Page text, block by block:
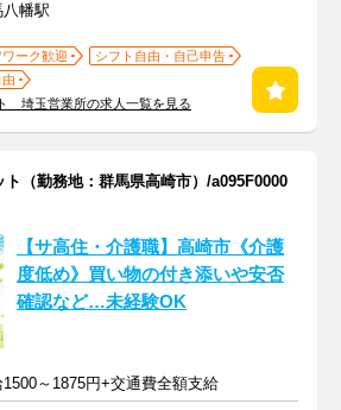
幡駅
ーク歓迎
シフト自由・自己申告
埼玉営業所の求人一覧を見る
（勤務地：群馬県高崎市）/a095F0000
【サ高住・介護職】高崎市《介護
度低め》買い物の付き添いや安否
確認など…未経験OK
1500～1875円+交通費全額支給